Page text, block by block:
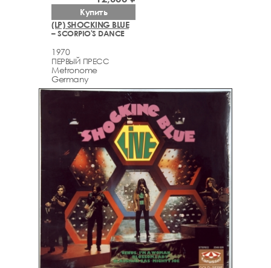
(LP) SHOCKING BLUE
– SCORPIO'S DANCE
1970
ПЕРВЫЙ ПРЕСС
Metronome
Germany
Купить